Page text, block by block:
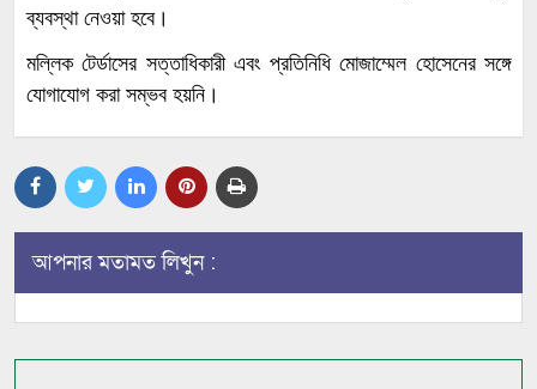
ব্যবস্থা নেওয়া হবে।
মল্লিক টের্ডাসের সত্তাধিকারী এবং প্রতিনিধি মোজাম্মেল হোসেনের সঙ্গে
যোগাযোগ করা সম্ভব হয়নি।
আপনার মতামত লিখুন :